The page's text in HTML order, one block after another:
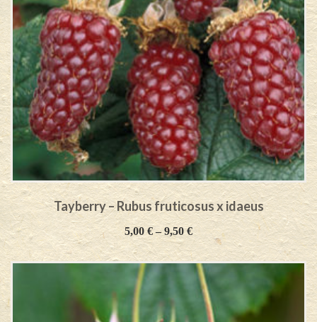
Tayberry – Rubus fruticosus x idaeus
5,00 €–9,50€